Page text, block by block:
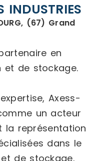
(67) Grand
en
et de stockage.
Axess-
un acteur
la représentation
dans le
de stockage.